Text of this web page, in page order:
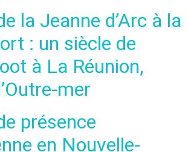
la Jeanne d’Arc à la
: un siècle de
à La Réunion,
mer
présence
en Nouvelle-